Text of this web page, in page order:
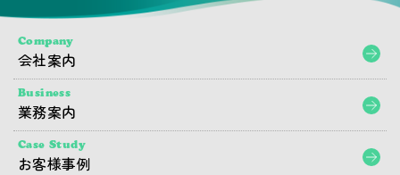
Company
会社案内
Business
業務案内
Case Study
お客様事例